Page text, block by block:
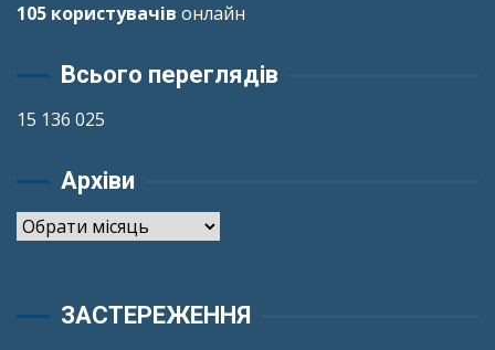
105 користувачів онлайн
Всього переглядів
15 136 025
Архіви
Архіви
ЗАСТЕРЕЖЕННЯ